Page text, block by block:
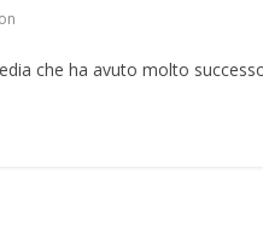
che ha avuto molto